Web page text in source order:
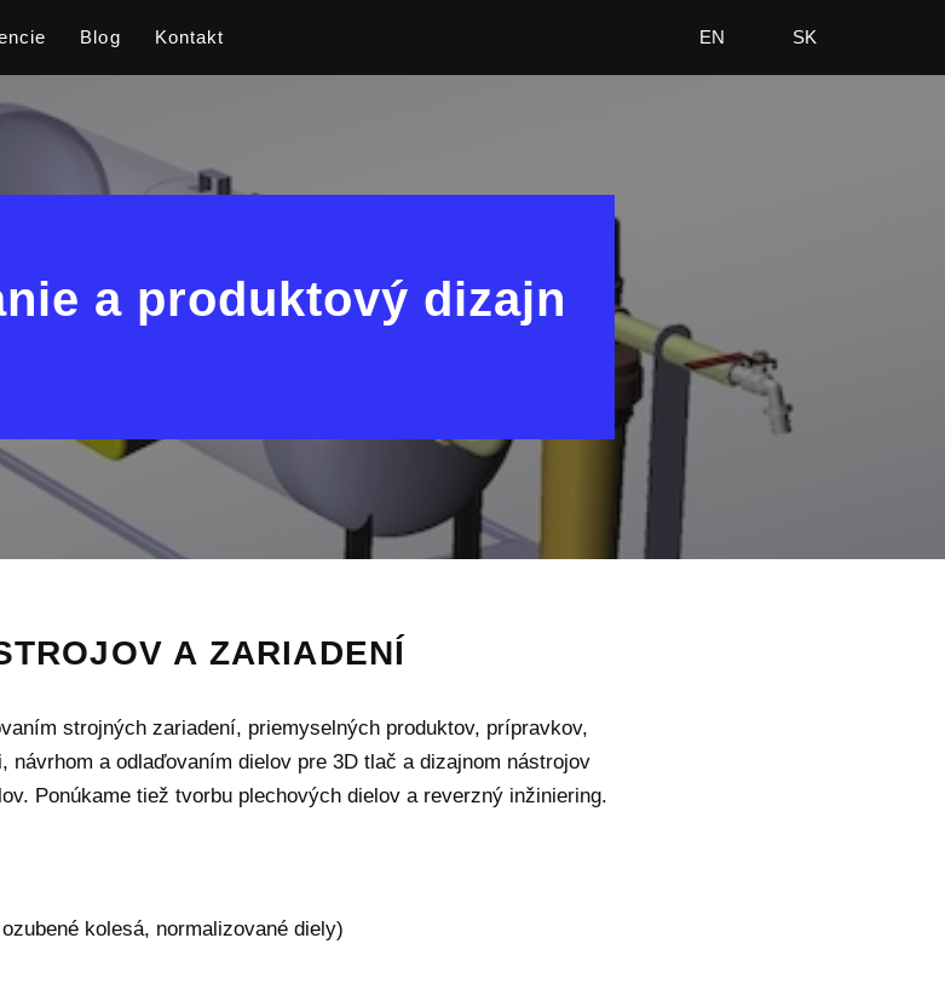
Blog Kontakt EN SK
a produktový dizajn
A ZARIADENÍ
strojných zariadení, priemyselných produktov, prípravkov,
a odlaďovaním dielov pre 3D tlač a dizajnom nástrojov
Ponúkame tiež tvorbu plechových dielov a reverzný inžiniering.
kolesá, normalizované diely)